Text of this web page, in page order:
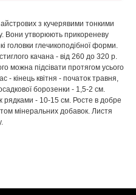
з кучерявими тонкими
Вони утворюють прикореневу
головки глечикоподібної форми.
качана - від 260 до 320 р.
можна підсівати протягом усього
- кінець квітня - початок травня,
борозенки - 1,5-2 см.
рядками - 10-15 см. Росте в добре
мінеральних добавок. Листя